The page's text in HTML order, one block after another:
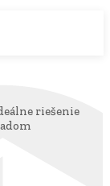
riešenie